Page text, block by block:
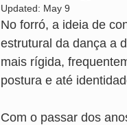
Updated: May 9
No forró, a ideia de
estrutural da dança a
mais rígida,
postura e até
Com o passar dos